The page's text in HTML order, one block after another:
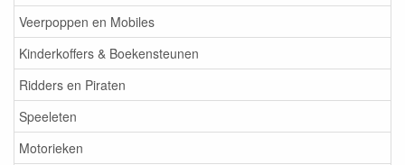
Veerpoppen en Mobiles
Kinderkoffers & Boekensteunen
Ridders en Piraten
Speeleten
Motorieken